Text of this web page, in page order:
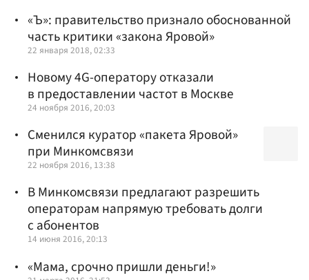
«Ъ»: правительство признало обоснованной
часть критики «закона Яровой»
22 января 2018, 02:33
Новому 4G-оператору отказали
в предоставлении частот в Москве
24 ноября 2016, 20:03
Сменился куратор «пакета Яровой»
при Минкомсвязи
22 ноября 2016, 13:38
В Минкомсвязи предлагают разрешить
операторам напрямую требовать долги
с абонентов
14 июня 2016, 20:13
«Мама, срочно пришли деньги!»